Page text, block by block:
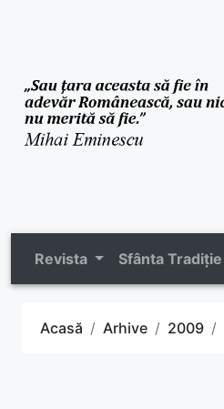
Revista Sfânta Tradiție
Acasă Arhive 2009